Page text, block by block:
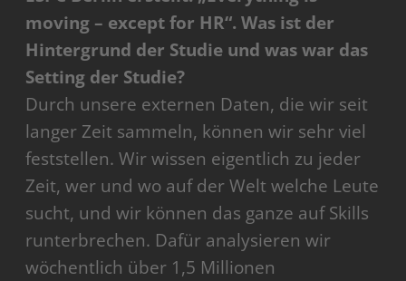
moving – except for HR“. Was ist der
Hintergrund der Studie und was war das
Setting der Studie?
Durch unsere externen Daten, die wir seit
langer Zeit sammeln, können wir sehr viel
feststellen. Wir wissen eigentlich zu jeder
Zeit, wer und wo auf der Welt welche Leute
sucht, und wir können das ganze auf Skills
runterbrechen. Dafür analysieren wir
wöchentlich über 1,5 Millionen